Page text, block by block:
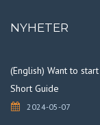
NYHETER
(English) Want to
Short Guide
2024-05-07